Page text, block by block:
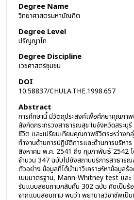
Degree Name
วิทยาศาสตรมหาบัณฑิต
Degree Level
ปริญญาโท
Degree Discipline
เวชศาสตร์ชุมชน
DOI
10.58837/CHULA.THE.1998.657
Abstract
การศึกษานี้ มีวัตถุประสงค์เพื่อศึกษาคุณภา
สังกัดกระทรวงสาธารณสุข ในจังหวัดสระ
ชีวิต และเปรียบเทียบคุณภาพชีวิตระหว่างก
ทำงานด้านการปฏิบัติการและด้านการบริหา
สิงหาคม พ.ศ. 2541 ถึง กุมภาพันธ์ 2542
จำนวน 347 ฉบับไปยังสถานบริการสาธาร
ตัวอย่าง ข้อมูลที่ได้นำมาวิเคราะห์หาข้อมูลร้
เบนมาตรฐาน, Mann-Whitney test แล
รับแบบสอบถามกลับคืน 302 ฉบับ คิดเป็นร้
จากแบบสอบถาม พบว่า พยาบาลวิชาชีพเป็